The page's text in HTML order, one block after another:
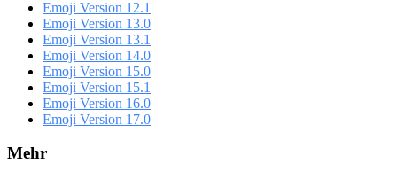
Emoji Version 12.1
Emoji Version 13.0
Emoji Version 13.1
Emoji Version 14.0
Emoji Version 15.0
Emoji Version 15.1
Emoji Version 16.0
Emoji Version 17.0
Mehr